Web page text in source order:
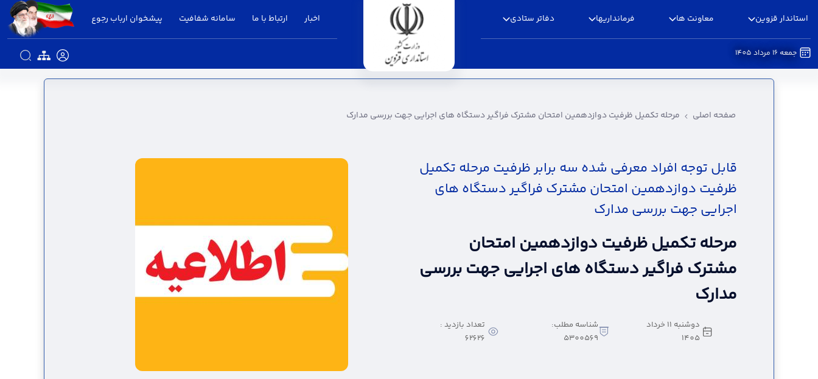
استاندار قزوین معاونت ها فرمانداریها دفاتر ستادی اخبار ارتباط با ما سامانه شفافیت پیشخوان ارباب رجوع
جمعه 16 مرداد 1405
مرحله تکمیل ظرفیت دوازدهمین امتحان مشترک فراگیر دستگاه های اجرایی جهت بررسی مدارک - استانداری قزوین
صفحه اصلی مرحله تکمیل ظرفیت دوازدهمین امتحان مشترک فراگیر دستگاه های اجرایی جهت بررسی مدارک
قابل توجه افراد معرفی شده سه برابر ظرفیت مرحله تکمیل
ظرفیت دوازدهمین امتحان مشترک فراگیر دستگاه های
اجرایی جهت بررسی مدارک
مرحله تکمیل ظرفیت دوازدهمین امتحان
مشترک فراگیر دستگاه های اجرایی جهت بررسی
مدارک
دوشنبه 11 خرداد
1405
شناسه مطلب:
5300569
تعداد بازدید :
62626